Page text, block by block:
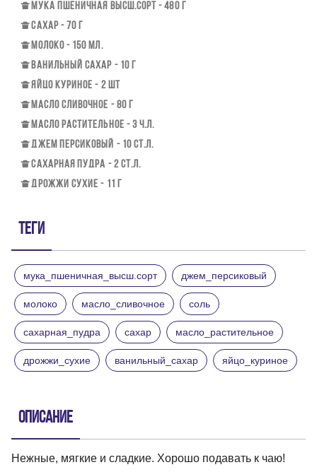
МУКА ПШЕНИЧНАЯ ВЫСШ.СОРТ - 480 Г
САХАР - 70 Г
МОЛОКО - 150 МЛ.
ВАНИЛЬНЫЙ САХАР - 10 Г
ЯЙЦО КУРИНОЕ - 2 ШТ
МАСЛО СЛИВОЧНОЕ - 80 Г
МАСЛО РАСТИТЕЛЬНОЕ - 3 Ч.Л.
ДЖЕМ ПЕРСИКОВЫЙ - 10 СТ.Л.
САХАРНАЯ ПУДРА - 2 СТ.Л.
ДРОЖЖИ СУХИЕ - 11 Г
Теги
мука_пшеничная_высш.сорт джем_персиковый
молоко масло_сливочное соль
сахарная_пудра сахар масло_растительное
дрожжи_сухие ванильный_сахар яйцо_куриное
Описание
Нежные, мягкие и сладкие. Хорошо подавать к чаю!